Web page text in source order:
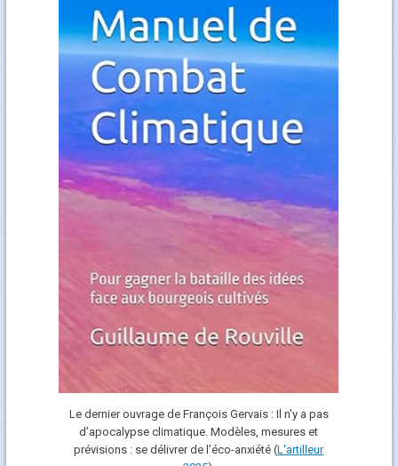
Le dernier ouvrage de François Gervais : Il n’y a pas
d’apocalypse climatique. Modèles, mesures et
prévisions : se délivrer de l’éco-anxiété (L'artilleur